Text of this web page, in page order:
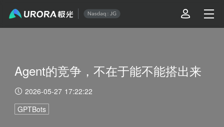
Agent的竞争，不在于能不能搭出来
2026-05-27 17:22:22
GPTBots